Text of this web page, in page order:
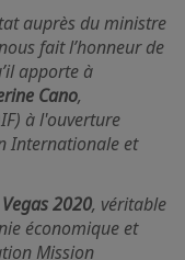
auprès du ministre
fait l’honneur de
apporte à
Cano,
à l'ouverture
Internationale et
2020, véritable
économique et
Mission